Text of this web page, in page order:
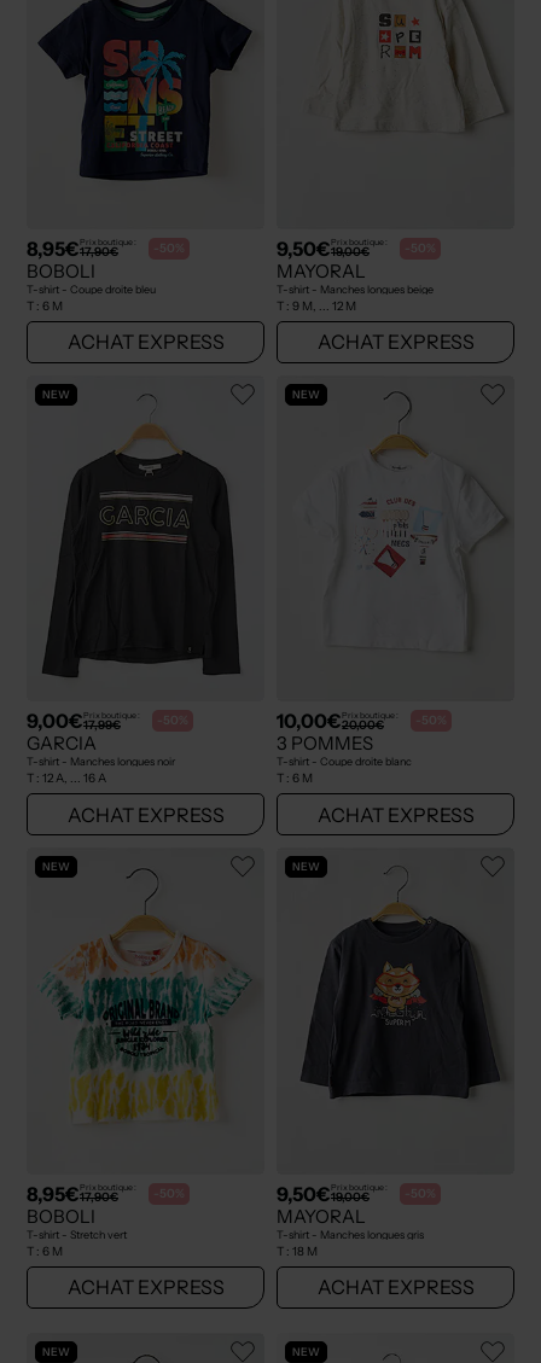
8,95€Prix boutique :
17,90€ -50%
BOBOLI
T-shirt - Coupe droite bleu
T : 6 M
ACHAT EXPRESS
9,50€Prix boutique :
19,00€ -50%
MAYORAL
T-shirt - Manches longues beige
T : 9 M, ... 12 M
ACHAT EXPRESS
NEW
9,00€Prix boutique :
17,99€ -50%
GARCIA
T-shirt - Manches longues noir
T : 12 A, ... 16 A
ACHAT EXPRESS
NEW
10,00€Prix boutique :
20,00€ -50%
3 POMMES
T-shirt - Coupe droite blanc
T : 6 M
ACHAT EXPRESS
NEW
8,95€Prix boutique :
17,90€ -50%
BOBOLI
T-shirt - Stretch vert
T : 6 M
ACHAT EXPRESS
NEW
9,50€Prix boutique :
19,00€ -50%
MAYORAL
T-shirt - Manches longues gris
T : 18 M
ACHAT EXPRESS
NEW NEW